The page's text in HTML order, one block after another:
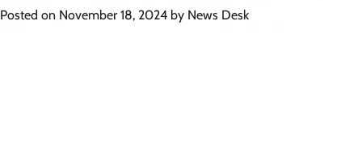
Posted on November 18, 2024 by News Desk